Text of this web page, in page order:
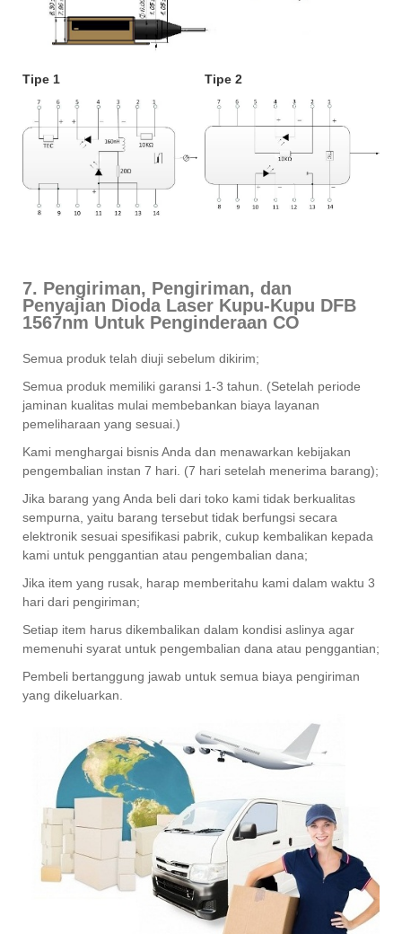
Tipe 1 Tipe 2
7. Pengiriman, Pengiriman, dan
Penyajian Dioda Laser Kupu-Kupu DFB
1567nm Untuk Penginderaan CO
Semua produk telah diuji sebelum dikirim;
Semua produk memiliki garansi 1-3 tahun. (Setelah periode
jaminan kualitas mulai membebankan biaya layanan
pemeliharaan yang sesuai.)
Kami menghargai bisnis Anda dan menawarkan kebijakan
pengembalian instan 7 hari. (7 hari setelah menerima barang);
Jika barang yang Anda beli dari toko kami tidak berkualitas
sempurna, yaitu barang tersebut tidak berfungsi secara
elektronik sesuai spesifikasi pabrik, cukup kembalikan kepada
kami untuk penggantian atau pengembalian dana;
Jika item yang rusak, harap memberitahu kami dalam waktu 3
hari dari pengiriman;
Setiap item harus dikembalikan dalam kondisi aslinya agar
memenuhi syarat untuk pengembalian dana atau penggantian;
Pembeli bertanggung jawab untuk semua biaya pengiriman
yang dikeluarkan.